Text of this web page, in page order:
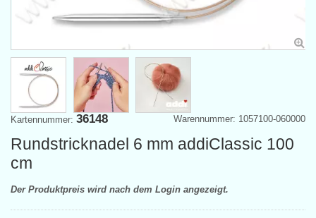
Warennummer: 1057100-060000
Kartennummer: 36148
Rundstricknadel 6 mm addiClassic 100
cm
Der Produktpreis wird nach dem Login angezeigt.